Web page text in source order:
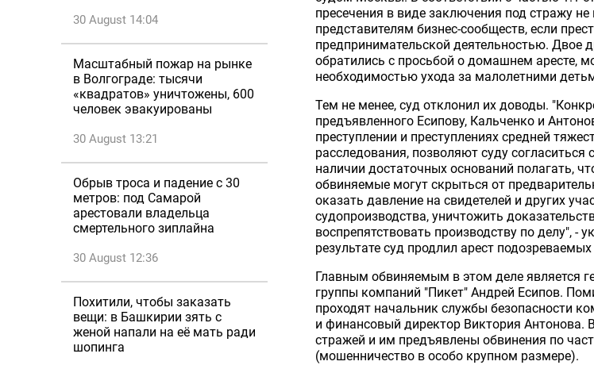
30 August 14:04
Масштабный пожар на рынке
в Волгограде: тысячи
«квадратов» уничтожены, 600
человек эвакуированы
30 August 13:21
Обрыв троса и падение с 30
метров: под Самарой
арестовали владельца
смертельного зиплайна
30 August 12:36
Похитили, чтобы заказать
вещи: в Башкирии зять с
женой напали на её мать ради
шопинга
пресечения в виде заключения под стражу не
представителям бизнес-сообществ, если
предпринимательской деятельностью. Двое
обратились с просьбой о домашнем аресте,
необходимостью ухода за малолетними
Тем не менее, суд отклонил их доводы.
предъявленного Есипову, Кальченко и
преступлении и преступлениях средней
расследования, позволяют суду согласиться
наличии достаточных оснований полагать,
обвиняемые могут скрыться от
оказать давление на свидетелей и других
судопроизводства, уничтожить
воспрепятствовать производству по делу", -
результате суд продлил арест
Главным обвиняемым в этом деле является
группы компаний "Пикет" Андрей Есипов.
проходят начальник службы безопасности
и финансовый директор Виктория Антонова.
стражей и им предъявлены обвинения по
(мошенничество в особо крупном размере).